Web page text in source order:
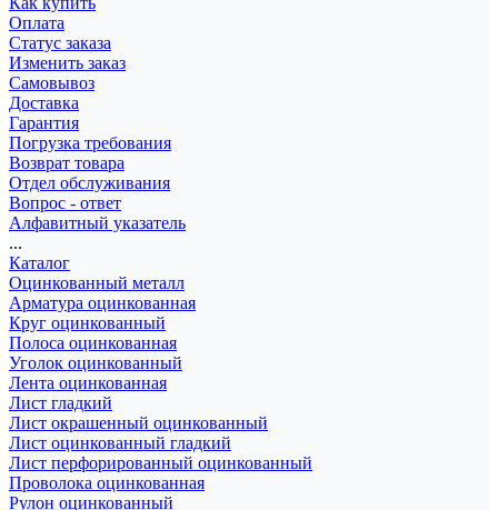
Оплата
Статус заказа
Изменить заказ
Самовывоз
Доставка
Гарантия
Погрузка требования
Возврат товара
Отдел обслуживания
Вопрос - ответ
Алфавитный указатель
...
Каталог
Оцинкованный металл
Арматура оцинкованная
Круг оцинкованный
Полоса оцинкованная
Уголок оцинкованный
Лента оцинкованная
Лист гладкий
Лист окрашенный оцинкованный
Лист оцинкованный гладкий
Лист перфорированный оцинкованный
Проволока оцинкованная
Рулон оцинкованный